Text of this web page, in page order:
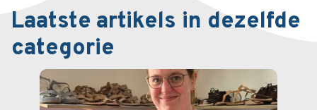
Laatste artikels in dezelfde
categorie